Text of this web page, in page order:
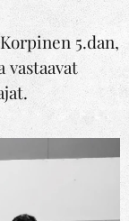
5.dan,
vastaavat